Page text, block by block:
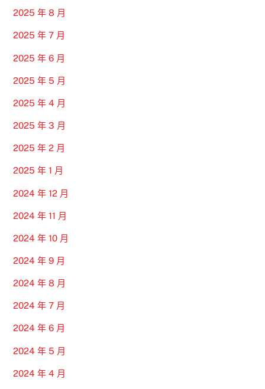
2025 年 8 月
2025 年 7 月
2025 年 6 月
2025 年 5 月
2025 年 4 月
2025 年 3 月
2025 年 2 月
2025 年 1 月
2024 年 12 月
2024 年 11 月
2024 年 10 月
2024 年 9 月
2024 年 8 月
2024 年 7 月
2024 年 6 月
2024 年 5 月
2024 年 4 月